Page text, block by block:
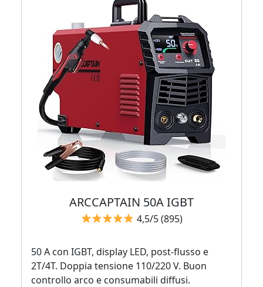
ARCCAPTAIN 50A IGBT
4,5/5 (895)
50 A con IGBT, display LED, post‑flusso e
2T/4T. Doppia tensione 110/220 V. Buon
controllo arco e consumabili diffusi.